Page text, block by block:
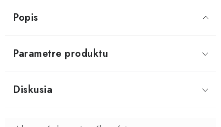
Popis
Parametre produktu
Diskusia